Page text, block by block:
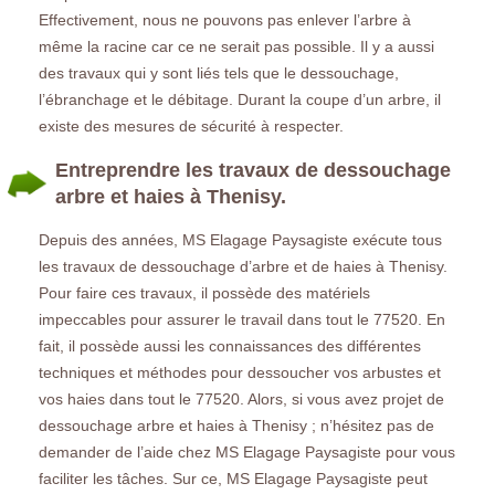
Effectivement, nous ne pouvons pas enlever l’arbre à
même la racine car ce ne serait pas possible. Il y a aussi
des travaux qui y sont liés tels que le dessouchage,
l’ébranchage et le débitage. Durant la coupe d’un arbre, il
existe des mesures de sécurité à respecter.
Entreprendre les travaux de dessouchage
arbre et haies à Thenisy.
Depuis des années, MS Elagage Paysagiste exécute tous
les travaux de dessouchage d’arbre et de haies à Thenisy.
Pour faire ces travaux, il possède des matériels
impeccables pour assurer le travail dans tout le 77520. En
fait, il possède aussi les connaissances des différentes
techniques et méthodes pour dessoucher vos arbustes et
vos haies dans tout le 77520. Alors, si vous avez projet de
dessouchage arbre et haies à Thenisy ; n’hésitez pas de
demander de l’aide chez MS Elagage Paysagiste pour vous
faciliter les tâches. Sur ce, MS Elagage Paysagiste peut